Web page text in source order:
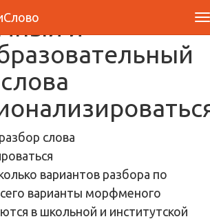
и
вариантов разбора по
варианты морфменого
в школьной и институтской